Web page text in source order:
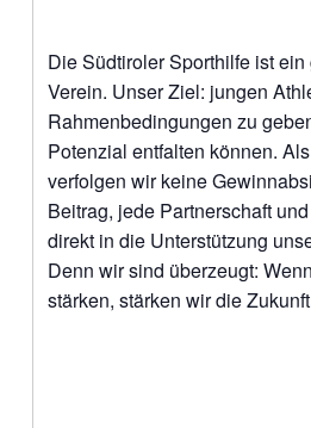
Die Südtiroler Sporthilfe ist
Verein. Unser Ziel: jungen
Rahmenbedingungen zu
Potenzial entfalten können.
verfolgen wir keine
Beitrag, jede Partnerschaft
direkt in die Unterstützung
Denn wir sind überzeugt:
stärken, stärken wir die